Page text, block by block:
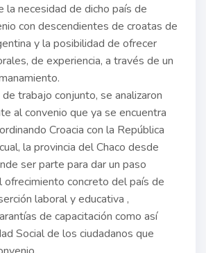
la necesidad de dicho país de
con descendientes de croatas de
y la posibilidad de ofrecer
de experiencia, a través de un
trabajo conjunto, se analizaron
al convenio que ya se encuentra
Croacia con la República
la provincia del Chaco desde
ser parte para dar un paso
concreto del país de
laboral y educativa ,
de capacitación como así
Social de los ciudadanos que